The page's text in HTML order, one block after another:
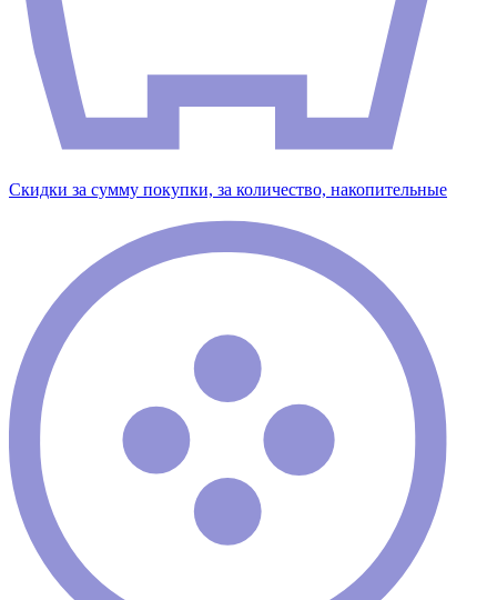
Скидки за сумму покупки, за количество, накопительные